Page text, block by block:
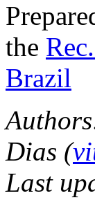
the
Brazil
Dias (
Last